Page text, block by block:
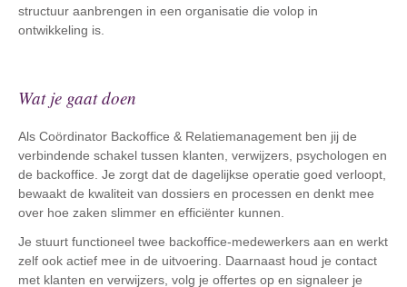
structuur aanbrengen in een organisatie die volop in
ontwikkeling is.
Wat je gaat doen
Als Coördinator Backoffice & Relatiemanagement ben jij de
verbindende schakel tussen klanten, verwijzers, psychologen en
de backoffice. Je zorgt dat de dagelijkse operatie goed verloopt,
bewaakt de kwaliteit van dossiers en processen en denkt mee
over hoe zaken slimmer en efficiënter kunnen.
Je stuurt functioneel twee backoffice-medewerkers aan en werkt
zelf ook actief mee in de uitvoering. Daarnaast houd je contact
met klanten en verwijzers, volg je offertes op en signaleer je